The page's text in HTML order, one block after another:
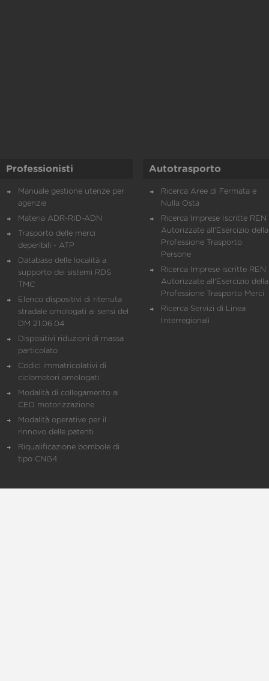
Professionisti
Manuale gestione utenze per
agenzie
Materia ADR-RID-ADN
Trasporto delle merci
deperibili - ATP
Database delle località a
supporto dei sistemi RDS
TMC
Elenco dispositivi di ritenuta
stradale omologati ai sensi del
DM 21.06.04
Dispositivi riduzioni di massa
particolato
Codici immatricolativi di
ciclomotori omologati
Modalità di collegamento al
CED motorizzazione
Modalità operative per il
rinnovo delle patenti
Riqualificazione bombole di
tipo CNG4
Autotrasporto
Ricerca Aree di Fermata e
Nulla Osta
Ricerca Imprese Iscritte REN
Autorizzate all'Esercizio della
Professione Trasporto
Persone
Ricerca Imprese iscritte REN
Autorizzate all'Esercizio della
Professione Trasporto Merci
Ricerca Servizi di Linea
Interregionali